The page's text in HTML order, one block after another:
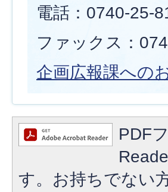
電話：0740-25-
ファックス：
企画広報課への
PDF
す。お持ちでない